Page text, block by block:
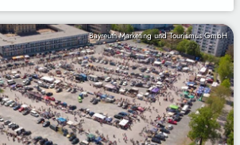
Bayreuth Marketing und Tourismus GmbH